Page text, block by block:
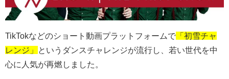
TikTokなどのショート動画プラットフォームで 「初雪チャ
レンジ」
というダンスチャレンジが流行し、若い世代を中
心に人気が再燃しました。